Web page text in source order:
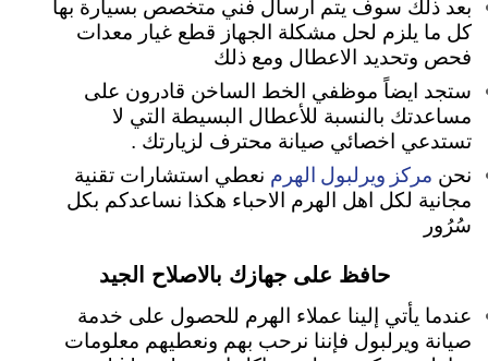
بعد ذلك سوف يتم أرسال فني متخصص بسيارة بها
كل ما يلزم لحل مشكلة الجهاز قطع غيار معدات
فحص وتحديد الاعطال ومع ذلك
ستجد ايضاً موظفي الخط الساخن قادرون على
مساعدتك بالنسبة للأعطال البسيطة التي لا
تستدعي اخصائي صيانة محترف لزيارتك .
نحن مركز ويرلبول الهرم نعطي استشارات تقنية
مجانية لكل اهل الهرم الاحباء هكذا نساعدكم بكل
سُرُور
حافظ على جهازك بالاصلاح الجيد
عندما يأتي إلينا عملاء الهرم للحصول على خدمة
صيانة ويرلبول فإننا نرحب بهم ونعطيهم معلومات